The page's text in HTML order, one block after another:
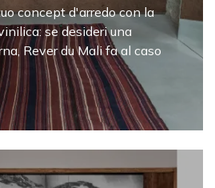
concept d'arredo con la
se desideri una
Rever du Mali fa al caso